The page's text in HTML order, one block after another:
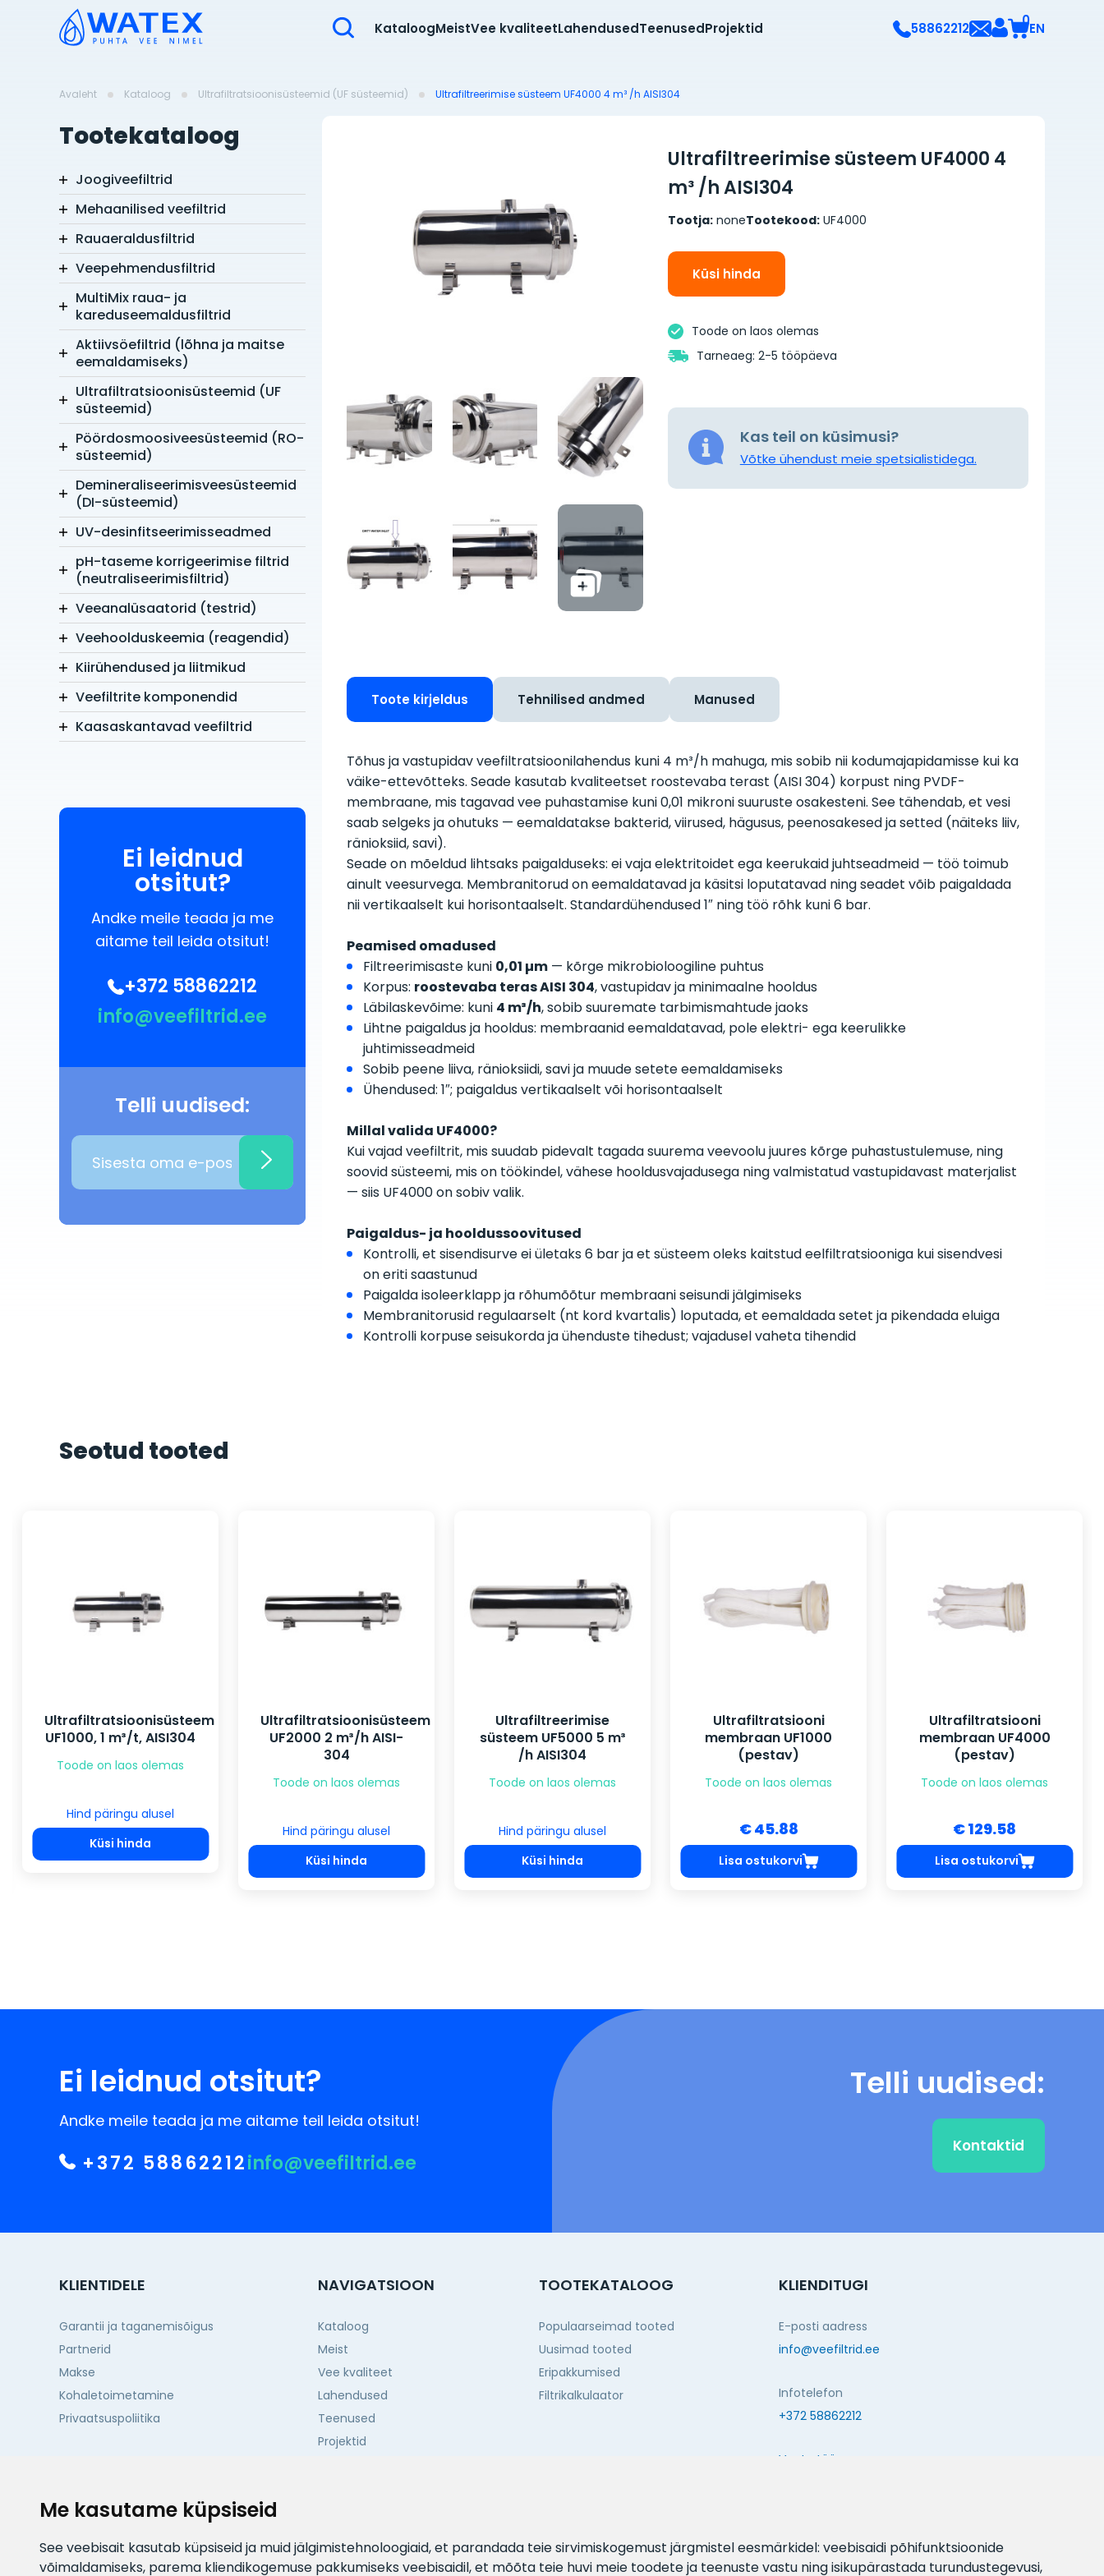
Me kasutame küpsiseid
See veebisait kasutab küpsiseid ja muid jälgimistehnoloogiaid, et parandada teie sirvimiskogemust järgmistel eesmärkidel: veebisaidi põhifunktsioonide
võimaldamiseks, parema kliendikogemuse pakkumiseks veebisaidil,et mõõta teie huvi meie toodete ja teenuste vastu ning isikupärastada turundustegevusi,
KataloogMeistVee kvaliteetLahendusedTeenusedProjektid 58862212 0EN
Avaleht Kataloog Ultrafiltratsioonisüsteemid (UF süsteemid) Ultrafiltreerimise süsteem UF4000 4 m³ /h AISI304
Tootekataloog
Joogiveefiltrid
Mehaanilised veefiltrid
Rauaeraldusfiltrid
Veepehmendusfiltrid
MultiMix raua- ja
kareduseemaldusfiltrid
Aktiivsöefiltrid (lõhna ja maitse
eemaldamiseks)
Ultrafiltratsioonisüsteemid (UF
süsteemid)
Pöördosmoosiveesüsteemid (RO-
süsteemid)
Demineraliseerimisveesüsteemid
(DI-süsteemid)
UV-desinfitseerimisseadmed
pH-taseme korrigeerimise filtrid
(neutraliseerimisfiltrid)
Veeanalüsaatorid (testrid)
Veehoolduskeemia (reagendid)
Kiirühendused ja liitmikud
Veefiltrite komponendid
Kaasaskantavad veefiltrid
Ei leidnud
otsitut?
Andke meile teada ja me
aitame teil leida otsitut!
+372 58862212
info@veefiltrid.ee
Telli uudised:
Ultrafiltreerimise süsteem UF4000 4
m³ /h AISI304
Tootja: noneTootekood:UF4000
Küsi hinda
Toode on laos olemas
Tarneaeg: 2-5 tööpäeva
Kas teil on küsimusi?
Võtke ühendust meie spetsialistidega.
Toote kirjeldus Tehnilised andmed Manused
Tõhus ja vastupidav veefiltratsioonilahendus kuni 4 m³/h mahuga, mis sobib nii kodumajapidamisse kui ka
väike-ettevõtteks. Seade kasutab kvaliteetset roostevaba terast (AISI 304) korpust ning PVDF-
membraane, mis tagavad vee puhastamise kuni 0,01 mikroni suuruste osakesteni. See tähendab, et vesi
saab selgeks ja ohutuks — eemaldatakse bakterid, viirused, hägusus, peenosakesed ja setted (näiteks liiv,
ränioksiid, savi).
Seade on mõeldud lihtsaks paigalduseks: ei vaja elektritoidet ega keerukaid juhtseadmeid — töö toimub
ainult veesurvega. Membranitorud on eemaldatavad ja käsitsi loputatavad ning seadet võib paigaldada
nii vertikaalselt kui horisontaalselt. Standardühendused 1″ ning töö­ rõhk kuni 6 bar.
Peamised omadused
Filtreerimisaste kuni 0,01 µm — kõrge mikrobioloogiline puhtus
Korpus: roostevaba teras AISI 304, vastupidav ja minimaalne hooldus
Läbilaskevõime: kuni 4 m³/h, sobib suuremate tarbimismahtude jaoks
Lihtne paigaldus ja hooldus: membraanid eemaldatavad, pole elektri- ega keerulikke
juhtimisseadmeid
Sobib peene liiva, ränioksiidi, savi ja muude setete eemaldamiseks
Ühendused: 1″; paigaldus vertikaalselt või horisontaalselt
Millal valida UF4000?
Kui vajad veefiltrit, mis suudab pidevalt tagada suurema veevoolu juures kõrge puhastustulemuse, ning
soovid süsteemi, mis on töökindel, vähese hooldusvajadusega ning valmistatud vastupidavast materjalist
— siis UF4000 on sobiv valik.
Paigaldus- ja hooldussoovitused
Kontrolli, et sisendisurve ei ületaks 6 bar ja et süsteem oleks kaitstud eelfiltratsiooniga kui sisendvesi
on eriti saastunud
Paigalda isoleerklapp ja rõhumõõtur membraani seisundi jälgimiseks
Membranitorusid regulaarselt (nt kord kvartalis) loputada, et eemaldada setet ja pikendada eluiga
Kontrolli korpuse seisukorda ja ühenduste tihedust; vajadusel vaheta tihendid
Seotud tooted
Ultrafiltratsioonisüsteem
UF1000, 1 m³/t, AISI304
Toode on laos olemas
Hind päringu alusel
Küsi hinda
Ultrafiltratsioonisüsteem
UF2000 2 m³/h AISI-
304
Toode on laos olemas
Hind päringu alusel
Küsi hinda
Ultrafiltreerimise
süsteem UF5000 5 m³
/h AISI304
Toode on laos olemas
Hind päringu alusel
Küsi hinda
Ultrafiltratsiooni
membraan UF1000
(pestav)
Toode on laos olemas
€ 45.88
Lisa ostukorvi
Ultrafiltratsiooni
membraan UF4000
(pestav)
Toode on laos olemas
€ 129.58
Lisa ostukorvi
Ei leidnud otsitut?
Andke meile teada ja me aitame teil leida otsitut!
+372 58862212info@veefiltrid.ee
Telli uudised:
Kontaktid
KLIENTIDELE
Garantii ja taganemisõigus
Partnerid
Makse
Kohaletoimetamine
Privaatsuspoliitika
NAVIGATSIOON
Kataloog
Meist
Vee kvaliteet
Lahendused
Teenused
Projektid
TOOTEKATALOOG
Populaarseimad tooted
Uusimad tooted
Eripakkumised
Filtrikalkulaator
KLIENDITUGI
E-posti aadress
info@veefiltrid.ee
Infotelefon
+372 58862212
Vaata tööaegu
JÄLGI MEID: